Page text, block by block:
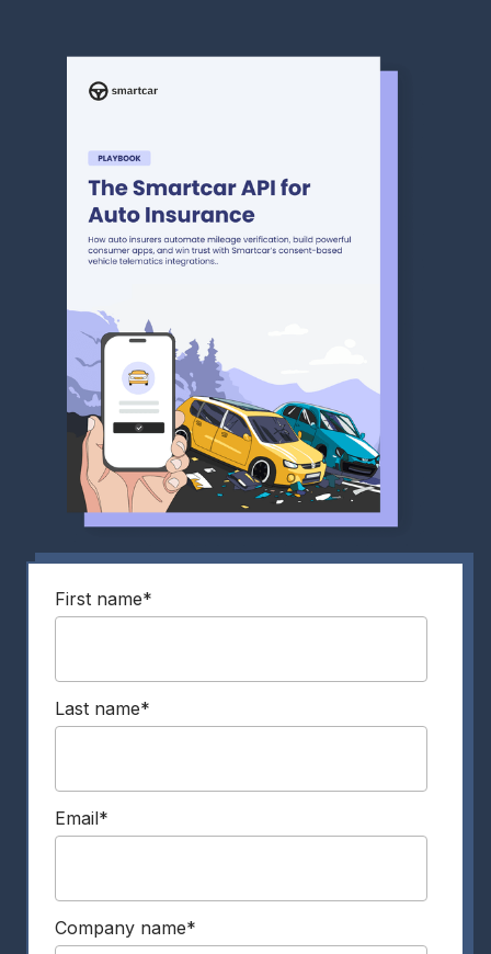
First name*
Last name*
Email*
Company name*